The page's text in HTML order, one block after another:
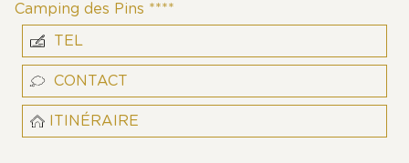
Camping des Pins ****
TEL
CONTACT
ITINÉRAIRE